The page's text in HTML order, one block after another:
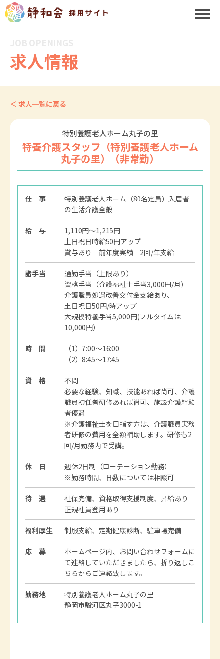
求人情報
＜ 求人一覧に戻る
特別養護老人ホーム丸子の里
特養介護スタッフ（特別養護老人ホーム
丸子の里）（非常勤）
仕 事
特別養護老人ホーム（80名定員）入居者
の生活介護全般
給 与
1,110円～1,215円
土日祝日時給50円アップ
賞与あり 前年度実績 2回/年支給
諸手当
通勤手当（上限あり）
資格手当（介護福祉士手当3,000円/月）
介護職員処遇改善交付金支給あり、
土日祝日50円/時アップ
大規模特養手当5,000円(フルタイムは
10,000円）
時 間
（1）7:00～16:00
（2）8:45～17:45
資 格
不問
必要な経験、知識、技能あれば尚可、介護
職員初任者研修あれば尚可、施設介護経験
者優遇
※介護福祉士を目指す方は、介護職員実務
者研修の費用を全額補助します。研修も2
回/月勤務内で受講。
休 日
週休2日制（ローテーション勤務）
※勤務時間、日数については相談可
待 遇
社保完備、資格取得支援制度、昇給あり
正規社員登用あり
福利厚生 制服支給、定期健康診断、駐車場完備
応 募
ホームページ内、お問い合わせフォームに
て連絡していただきましたら、折り返しこ
ちらからご連絡致します。
勤務地
特別養護老人ホーム丸子の里
静岡市駿河区丸子3000-1